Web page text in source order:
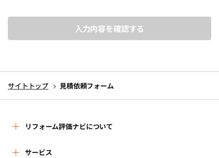
ジ(以下、「マイページ」)が提供されます。
ユーザーは、マイページにおいては、次条に定めるサービ
スを利用いただくことができます。
当サイトのサービスを利用する可能性があります。ユー
ウントに関しては慎重に管理してください。
定めるとともに、これを実行し維持することを宣言いたしま
を取得いたします。
2.個人情報を、本人から直接書面によって取得する場合は、
当財団名、個人情報保護管理者名及び連絡先、利用目的等
ます。
で行います。
サイトトップ 見積依頼フォーム
リフォーム評価ナビについて
リフォーム評価ナビとは
サービス